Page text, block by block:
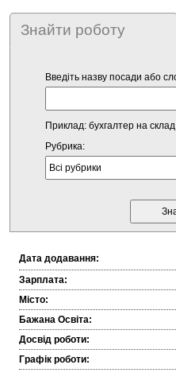
Знайти роботу
Введіть назву посади або
Приклад: бухгалтер на
Рубрика:
Дата додавання:
Зарплата:
Місто:
Бажана Освіта:
Досвід роботи:
Графік роботи: